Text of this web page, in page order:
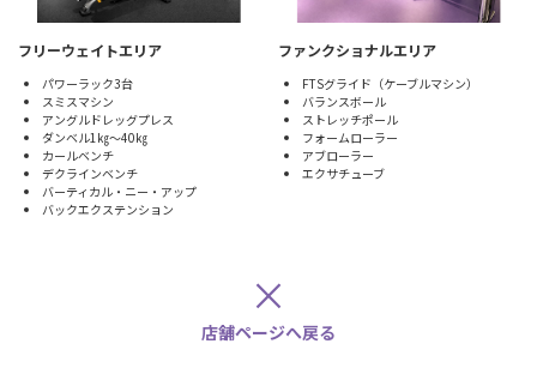
フリーウェイトエリア
パワーラック3台
スミスマシン
アングルドレッグプレス
ダンベル1㎏～40㎏
カールベンチ
デクラインベンチ
バーティカル・ニー・アップ
バックエクステンション
ファンクショナルエリア
FTSグライド（ケーブルマシン）
バランスボール
ストレッチポール
フォームローラー
アブローラー
エクサチューブ
×
店舗ページへ戻る